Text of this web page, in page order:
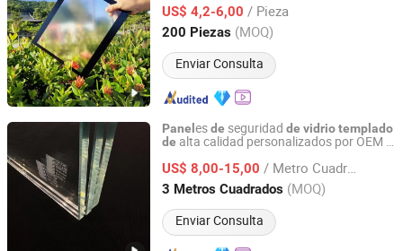
US$ 4,2-6,00 / Pieza
200 Piezas (MOQ)
Enviar Consulta
Guangdong, China Desde 2018
Panelesde seguridad de vidriotemplado
de alta calidad personalizados por OEM -
US$ 8,00-15,00 / Metro Cuadrado
3 Metros Cuadrados (MOQ)
Enviar Consulta
Jiangmen Jianghai District Yuan Qiang Safety Glass Co.,
Ltd.
Guangdong, China Desde 2025